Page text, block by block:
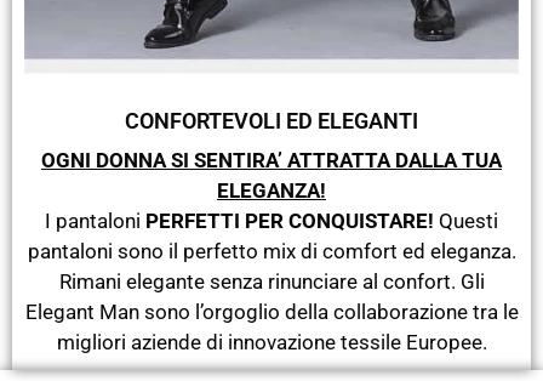
CONFORTEVOLI ED ELEGANTI
OGNI DONNA SI SENTIRA’ ATTRATTA DALLA TUA
ELEGANZA!
I pantaloni PERFETTI PER CONQUISTARE! Questi
pantaloni sono il perfetto mix di comfort ed eleganza.
Rimani elegante senza rinunciare al confort. Gli
Elegant Man sono l’orgoglio della collaborazione tra le
migliori aziende di innovazione tessile Europee.